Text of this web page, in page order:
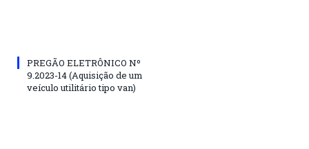
PREGÃO ELETRÔNICO Nº
9.2023-14 (Aquisição de um
veículo utilitário tipo van)